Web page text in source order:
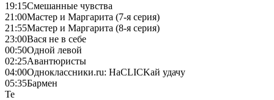
19:15Смешанные чувства
21:00Мастер и Маргарита (7-я серия)
21:55Мастер и Маргарита (8-я серия)
23:00Вася не в себе
00:50Одной левой
02:25Авантюристы
04:00Одноклассники.ru: НаCLICKай удачу
05:35Бармен
Те